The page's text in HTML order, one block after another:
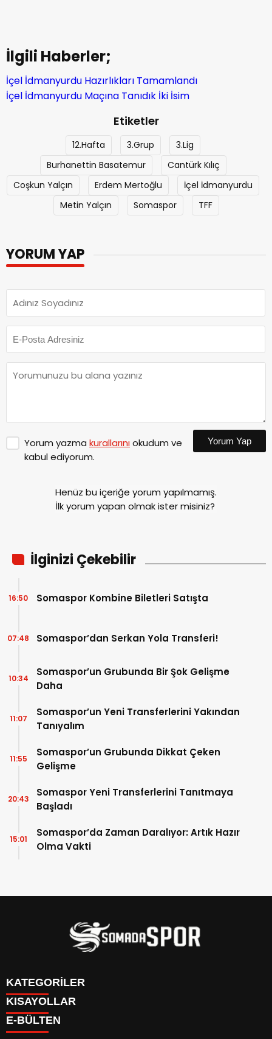
İlgili Haberler;
İçel İdmanyurdu Hazırlıkları Tamamlandı
İçel İdmanyurdu Maçına Tanıdık İki İsim
Etiketler
12.Hafta 3.Grup
3.Lig
Burhanettin Basatemur
Cantürk Kılıç
Coşkun Yalçın
Erdem Mertoğlu
İçel İdmanyurdu
Metin Yalçın
Somaspor TFF
YORUM YAP
Yorum yazma kurallarınıokudum ve
kabul ediyorum.
Yorum Yap
Henüz bu içeriğe yorum yapılmamış.
İlk yorum yapan olmak ister misiniz?
İlginizi Çekebilir
Somaspor Kombine Biletleri Satışta
16:50
Somaspor’dan Serkan Yola Transferi!
07:48
Somaspor’un Grubunda Bir Şok Gelişme
Daha
10:34
Somaspor’un Yeni Transferlerini Yakından
Tanıyalım
11:07
Somaspor’un Grubunda Dikkat Çeken
Gelişme
11:55
Somaspor Yeni Transferlerini Tanıtmaya
Başladı
20:43
Somaspor’da Zaman Daralıyor: Artık Hazır
Olma Vakti
15:01
KATEGORİLER
İletişim
İstatistikler & Puan Durumu & Fikstür
KISAYOLLAR
Genel
E-BÜLTEN